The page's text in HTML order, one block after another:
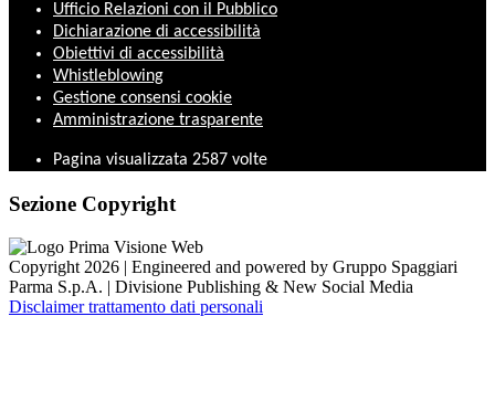
Ufficio Relazioni con il Pubblico
Dichiarazione di accessibilità
Obiettivi di accessibilità
Whistleblowing
Gestione consensi cookie
Amministrazione trasparente
Pagina visualizzata 2587 volte
Sezione Copyright
Copyright 2026 | Engineered and powered by Gruppo Spaggiari
Parma S.p.A. | Divisione Publishing & New Social Media
Disclaimer trattamento dati personali